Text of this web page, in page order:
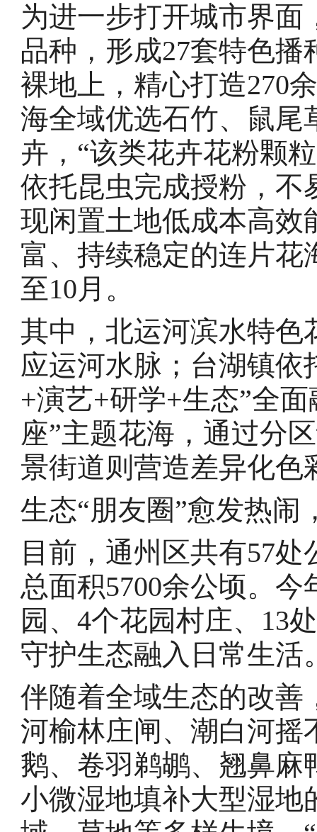
为进一步打开城市界面
品种，形成27套特色播
裸地上，精心打造270
海全域优选石竹、鼠尾
卉，“该类花卉花粉颗
依托昆虫完成授粉，不
现闲置土地低成本高效
富、持续稳定的连片花
至10月。
其中，北运河滨水特色
应运河水脉；台湖镇依
+演艺+研学+生态”全
座”主题花海，通过分
景街道则营造差异化色
生态“朋友圈”愈发热闹
目前，通州区共有57
总面积5700余公顷。
园、4个花园村庄、13
守护生态融入日常生活
伴随着全域生态的改善
河榆林庄闸、潮白河摇
鹅、卷羽鹈鹕、翘鼻麻
小微湿地填补大型湿地